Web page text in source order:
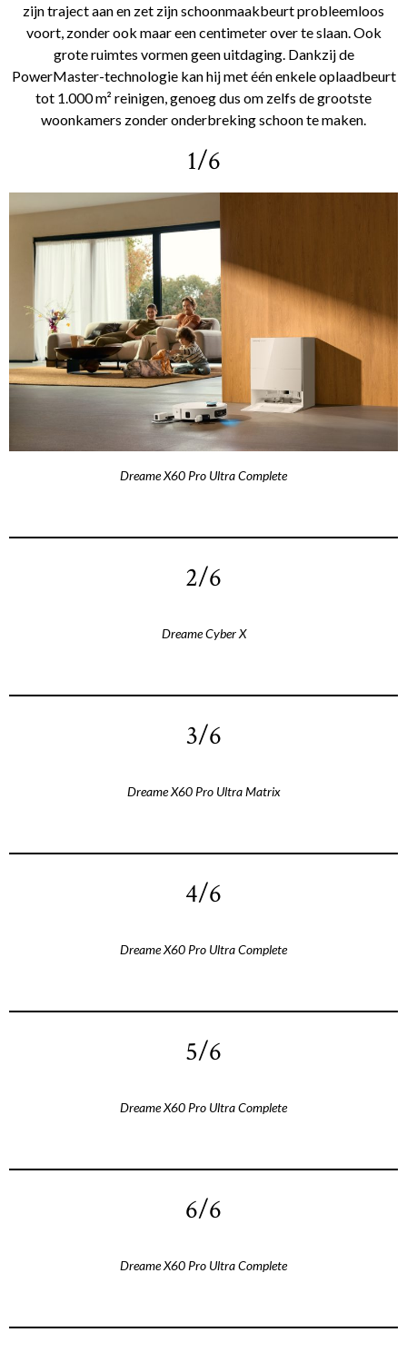
zijn traject aan en zet zijn schoonmaakbeurt probleemloos
voort, zonder ook maar een centimeter over te slaan. Ook
grote ruimtes vormen geen uitdaging. Dankzij de
PowerMaster-technologie kan hij met één enkele oplaadbeurt
tot 1.000 m² reinigen, genoeg dus om zelfs de grootste
woonkamers zonder onderbreking schoon te maken.
1/6
Dreame X60 Pro Ultra Complete
2/6
Dreame Cyber X
3/6
Dreame X60 Pro Ultra Matrix
4/6
Dreame X60 Pro Ultra Complete
5/6
Dreame X60 Pro Ultra Complete
6/6
Dreame X60 Pro Ultra Complete